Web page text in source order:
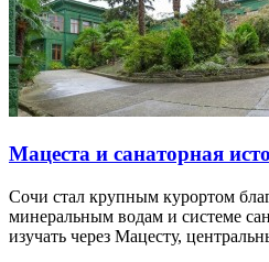
Мацеста и санаторная
Сочи стал крупным курортом
минеральным водам и системе
изучать через Мацесту,